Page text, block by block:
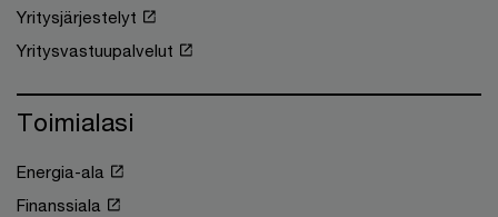
Yritysjärjestelyt
Yritysvastuupalvelut
Toimialasi
Energia-ala
Finanssiala